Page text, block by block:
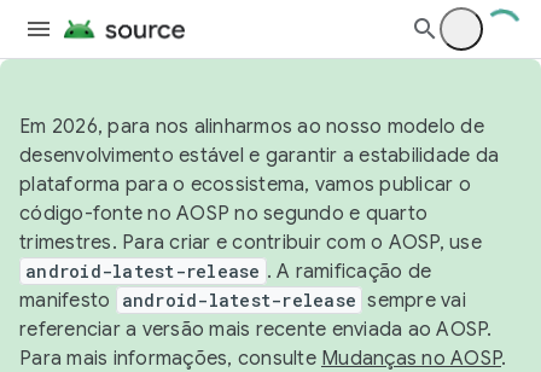
Em 2026, para nos alinharmos ao nosso modelo de
desenvolvimento estável e garantir a estabilidade da
plataforma para o ecossistema, vamos publicar o
código-fonte no AOSP no segundo e quarto
trimestres. Para criar e contribuir com o AOSP, use
android-latest-release . A ramificação de
manifesto
android-latest-release sempre vai
referenciar a versão mais recente enviada ao AOSP.
Para mais informações, consulte Mudanças no AOSP.